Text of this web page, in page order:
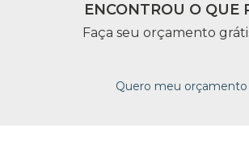
ENCONTROU O QUE
Faça seu orçamento
Quero meu orçamento